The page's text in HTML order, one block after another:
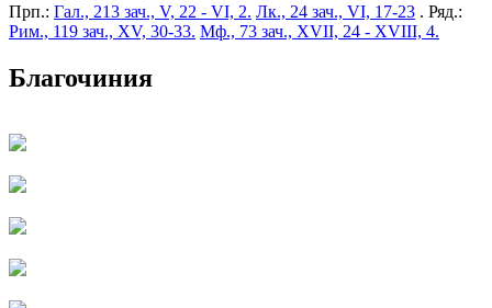
Прп.: Гал., 213 зач., V, 22 - VI, 2. Лк., 24 зач., VI, 17-23 . Ряд.:
Рим., 119 зач., XV, 30-33. Мф., 73 зач., XVII, 24 - XVIII, 4.
Благочиния